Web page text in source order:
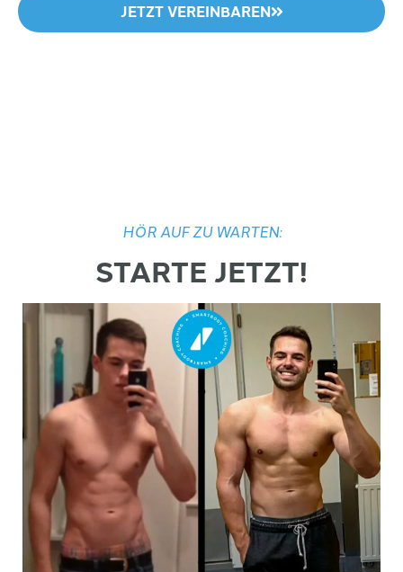
JETZT VEREINBAREN
HÖR AUF ZU WARTEN:
STARTE JETZT!